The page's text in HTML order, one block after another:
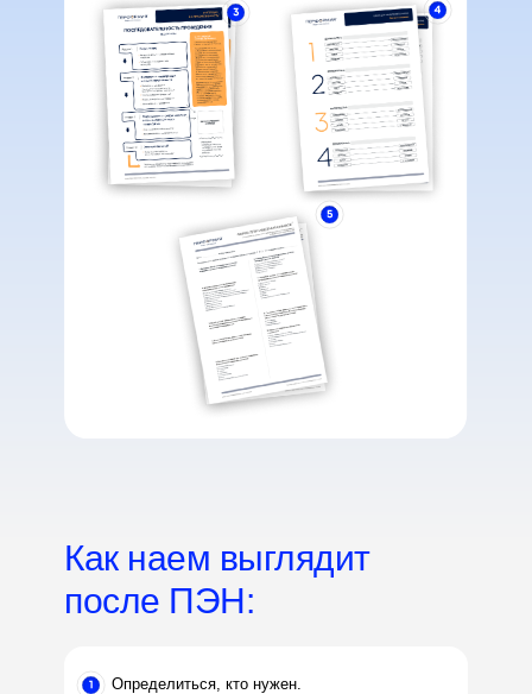
Как наем выглядит
после ПЭН:
Определиться, кто нужен.